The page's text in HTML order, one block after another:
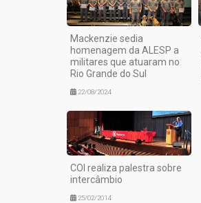
Mackenzie sedia
homenagem da ALESP a
militares que atuaram no
Rio Grande do Sul
22/08/2024
COI realiza palestra sobre
intercâmbio
25/02/2014